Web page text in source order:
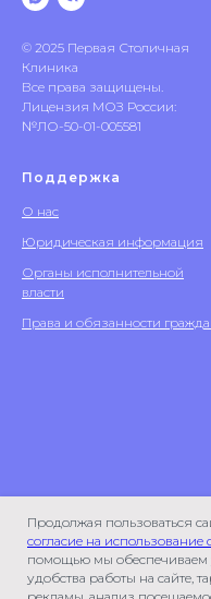
Продолжая пользоваться
согласие на использование
помощью мы обеспечиваем
удобства работы на сайте,
© 2025 Первая Столичная
Клиника
Все права защищены.
Лицензия МОЗ России:
№ЛО-50-01-005581
Поддержка
О нас
Юридическая информация
Органы исполнительной
власти
Права и обязанности